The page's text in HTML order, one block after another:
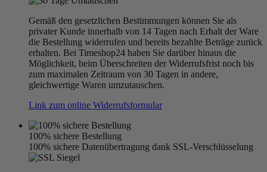
Gemäß den gesetzlichen Bestimmungen können Sie als
privater Kunde innerhalb von 14 Tagen nach Erhalt der Ware
die Bestellung widerrufen und bereits bezahlte Beträge zurück
erhalten. Bei Timeshop24 haben Sie darüber hinaus die
Möglichkeit, beim Überschreiten der Widerrufsfrist noch bis
zum maximalen Zeitraum von 30 Tagen in andere,
gleichwertige Waren umzutauschen.
Link zum online Widerrufsformular
100% sichere Bestellung
100% sichere Datenübertragung dank SSL-Verschlüsselung